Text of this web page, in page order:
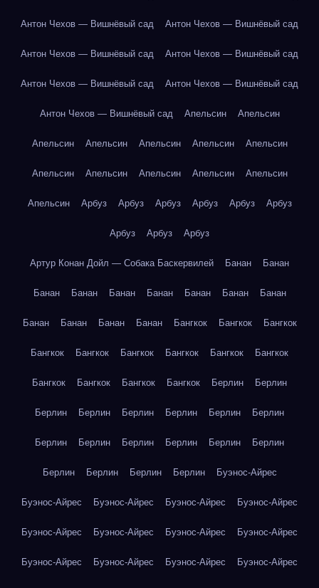
Антон Чехов — Вишнёвый сад Антон Чехов — Вишнёвый сад
Антон Чехов — Вишнёвый сад Антон Чехов — Вишнёвый сад
Антон Чехов — Вишнёвый сад Антон Чехов — Вишнёвый сад
Антон Чехов — Вишнёвый сад Апельсин Апельсин
Апельсин Апельсин Апельсин Апельсин Апельсин
Апельсин Апельсин Апельсин Апельсин Апельсин
Апельсин Арбуз Арбуз Арбуз Арбуз Арбуз Арбуз
Арбуз Арбуз Арбуз
Артур Конан Дойл — Собака Баскервилей Банан Банан
Банан Банан Банан Банан Банан Банан Банан
Банан Банан Банан Банан Бангкок Бангкок Бангкок
Бангкок Бангкок Бангкок Бангкок Бангкок Бангкок
Бангкок Бангкок Бангкок Бангкок Берлин Берлин
Берлин Берлин Берлин Берлин Берлин Берлин
Берлин Берлин Берлин Берлин Берлин Берлин
Берлин Берлин Берлин Берлин Буэнос-Айрес
Буэнос-Айрес Буэнос-Айрес Буэнос-Айрес Буэнос-Айрес
Буэнос-Айрес Буэнос-Айрес Буэнос-Айрес Буэнос-Айрес
Буэнос-Айрес Буэнос-Айрес Буэнос-Айрес Буэнос-Айрес